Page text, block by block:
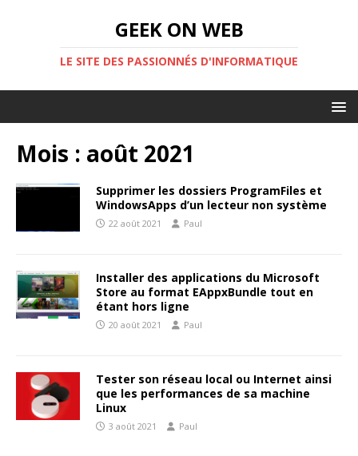
GEEK ON WEB
LE SITE DES PASSIONNÉS D'INFORMATIQUE
Mois : août 2021
Supprimer les dossiers ProgramFiles et
WindowsApps d’un lecteur non système
22 août 2021 Paul
Installer des applications du Microsoft
Store au format EAppxBundle tout en
étant hors ligne
20 août 2021 Paul
Tester son réseau local ou Internet ainsi
que les performances de sa machine
Linux
3 août 2021 Paul